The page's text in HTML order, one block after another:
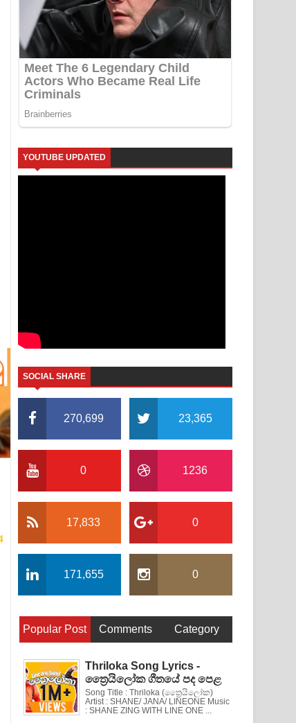
YOUTUBE UPDATED
SOCIAL SHARE
270,699 23,365
0 1236
17,833 0
171,655 0
Popular Post Comments Category
Thriloka Song Lyrics -
ත්‍රෛයිලෝක ගීතයේ පද පෙළ
Song Title : Thriloka (ත්‍රෛයිලෝක)
Artist : SHANE/ JANA/ LINEONE Music
: SHANE ZING WITH LINE ONE ...